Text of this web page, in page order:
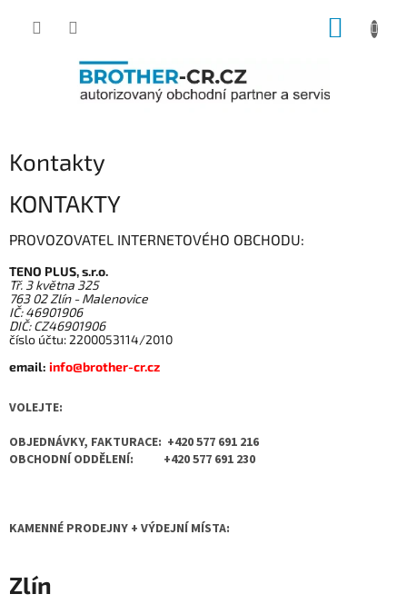
Kontakty
KONTAKTY
PROVOZOVATEL INTERNETOVÉHO OBCHODU:
TENO PLUS, s.r.o.
Tř. 3 května 325
763 02 Zlín - Malenovice
IČ: 46901906
DIČ: CZ46901906
číslo účtu: 2200053114/2010
email: info@brother-cr.cz
VOLEJTE:
OBJEDNÁVKY, FAKTURACE: +420 577 691 216
OBCHODNÍ ODDĚLENÍ: +420 577 691 230
KAMENNÉ PRODEJNY + VÝDEJNÍ MÍSTA:
Zlín